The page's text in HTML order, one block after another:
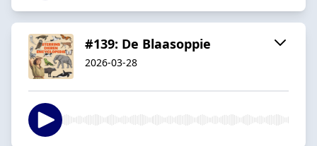
#139: De Blaasoppie
2026-03-28